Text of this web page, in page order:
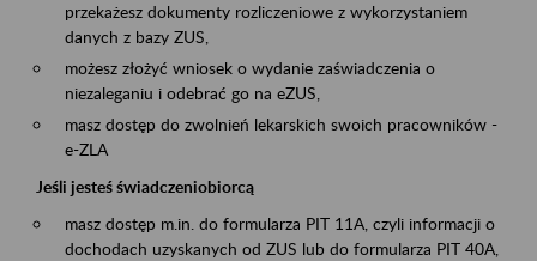
przekażesz dokumenty rozliczeniowe z wykorzystaniem
danych z bazy ZUS,
możesz złożyć wniosek o wydanie zaświadczenia o
niezaleganiu i odebrać go na eZUS,
masz dostęp do zwolnień lekarskich swoich pracowników -
e-ZLA
Jeśli jesteś świadczeniobiorcą
masz dostęp m.in. do formularza PIT 11A, czyli informacji o
dochodach uzyskanych od ZUS lub do formularza PIT 40A,